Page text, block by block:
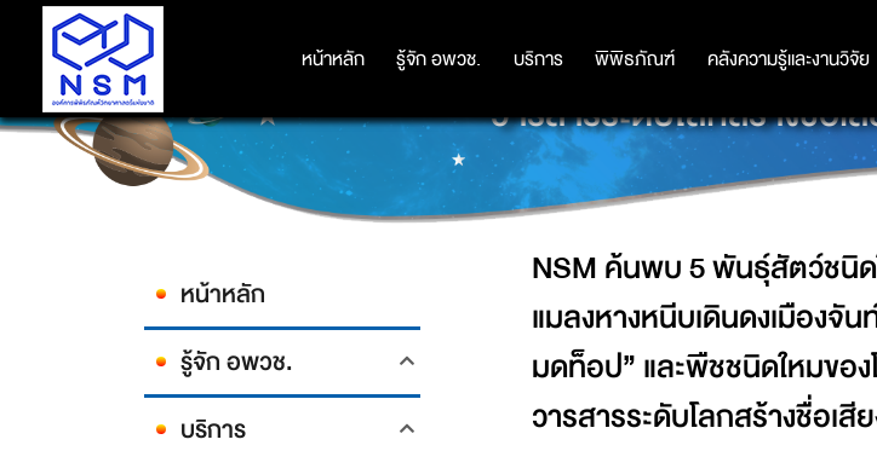
หน้าหลัก รู้จัก อพวช. บริการ พิพิธภัณฑ์ คลังความรู้และงานวิจัย
หน้าหลัก รู้จัก อพวช. บริการ พิพิธภัณฑ์ คลังความรู้และงานวิจัย
NSM ค้นพบ 5 พันธุ์สัตว์ชนิดใหม่ของโลก “แมลงหางหนีบเดิน
หางหนีบเดินดงสยาม – มดชมภูพวง – มดท็อป” และพืชชนิด
วารสารระดับโลกสร้างชื่อเ
หน้าหลัก
รู้จัก อพวช.
บริการ
NSM ค้นพบ 5 พันธุ์สัตว์ชนิด
แมลงหางหนีบเดินดงเมืองจั
มดท็อป” และพืชชนิดใหมขอ
วารสารระดับโลกสร้างชื่อเสี